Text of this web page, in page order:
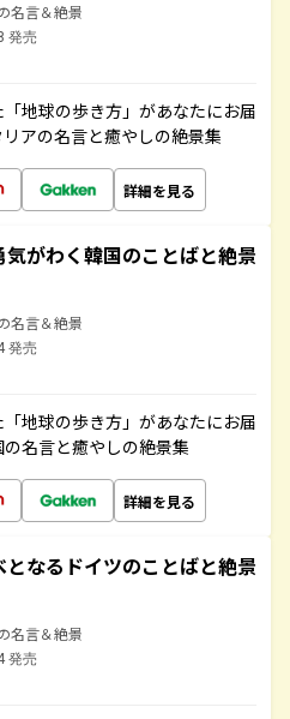
名言＆絶景
発売
地球の歩き方」があなたにお届
アの名言と癒やしの絶景集
詳細を見る
気がわく韓国のことばと絶景
名言＆絶景
発売
地球の歩き方」があなたにお届
名言と癒やしの絶景集
詳細を見る
となるドイツのことばと絶景
名言＆絶景
発売